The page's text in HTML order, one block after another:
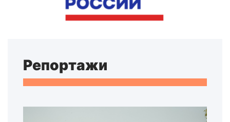
Репортажи